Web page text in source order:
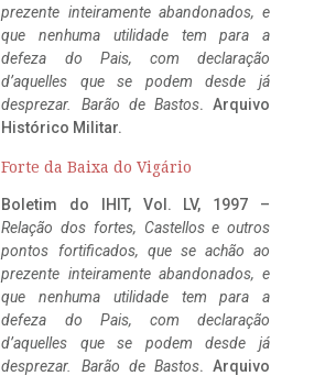
prezente inteiramente abandonados, e
que nenhuma utilidade tem para a
defeza do Pais, com declaração
d’aquelles que se podem desde já
desprezar. Barão de Bastos. Arquivo
Histórico Militar.
Forte da Baixa do Vigário
Boletim do IHIT, Vol. LV, 1997 –
Relação dos fortes, Castellos e outros
pontos fortificados, que se achão ao
prezente inteiramente abandonados, e
que nenhuma utilidade tem para a
defeza do Pais, com declaração
d’aquelles que se podem desde já
desprezar. Barão de Bastos. Arquivo